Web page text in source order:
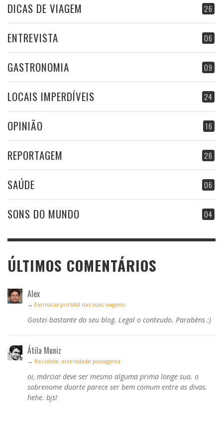
26
DICAS DE VIAGEM
06
ENTREVISTA
09
GASTRONOMIA
24
LOCAIS IMPERDÍVEIS
16
OPINIÃO
26
REPORTAGEM
06
SAÚDE
04
SONS DO MUNDO
ÚLTIMOS COMENTÁRIOS
Alex
→ Farmácia portátil nas suas viagens
Gostei bastante do seu blog. Legal o conteudo. Parabéns :)
Átila Muniz
→ Recoleta: eternidade passageira
oi, márcia! deve ser mesmo alguma prima longe sua. o
sobrenome duarte parece ser bem comum entre as divas.
hehe. bjs!